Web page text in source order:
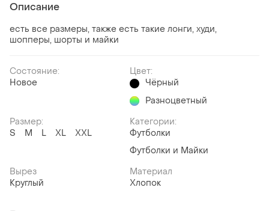
Описание
есть все размеры, также есть такие лонги, худи,
шопперы, шорты и майки
Состояние:
Новое
Цвет:
Чёрный
Разноцветный
Размер:
S
M L XL XXL
Категории:
Футболки
Футболки и Майки
Вырез
Круглый
Материал
Хлопок